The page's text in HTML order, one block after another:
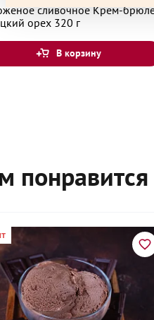
Владимирская
Нижегородская
19
сливочное Крем-
орех 320 г
В корзину
понравится